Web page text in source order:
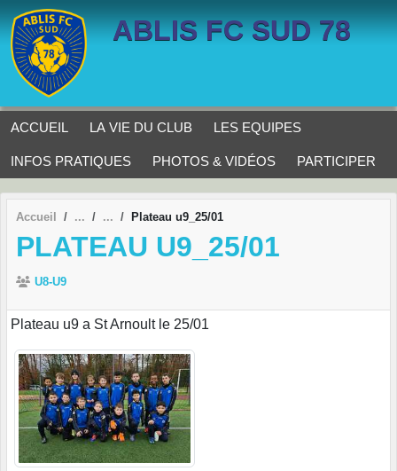
ABLIS FC SUD 78
ACCUEIL LA VIE DU CLUB LES EQUIPES
INFOS PRATIQUES PHOTOS & VIDÉOS PARTICIPER
Accueil Plateau u9_25/01
PLATEAU U9_25/01
U8-U9
Plateau u9 a St Arnoult le 25/01
Panneau de gestion des cookies